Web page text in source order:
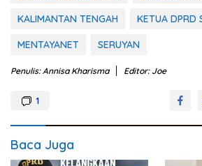
KALIMANTAN TENGAH KETUA DPRD
MENTAYANET SERUYAN
Penulis: Annisa Kharisma Editor: Joe
1
Baca Juga